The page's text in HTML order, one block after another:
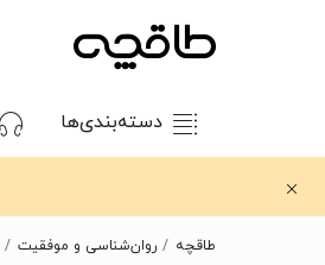
دسته‌بندی‌ها
طاقچه روان‌شناسی و موفقیت